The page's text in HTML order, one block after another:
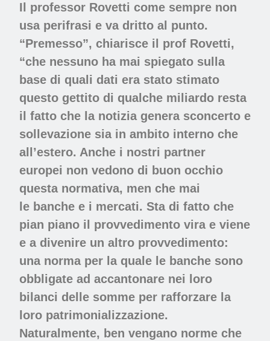
Il professor Rovetti come sempre non
usa perifrasi e va dritto al punto.
“Premesso”, chiarisce il prof Rovetti,
“che nessuno ha mai spiegato sulla
base di quali dati era stato stimato
questo gettito di qualche miliardo resta
il fatto che la notizia genera sconcerto e
sollevazione sia in ambito interno che
all’estero. Anche i nostri partner
europei non vedono di buon occhio
questa normativa, men che mai
le banche e i mercati. Sta di fatto che
pian piano il provvedimento vira e viene
e a divenire un altro provvedimento:
una norma per la quale le banche sono
obbligate ad accantonare nei loro
bilanci delle somme per rafforzare la
loro patrimonializzazione.
Naturalmente, ben vengano norme che